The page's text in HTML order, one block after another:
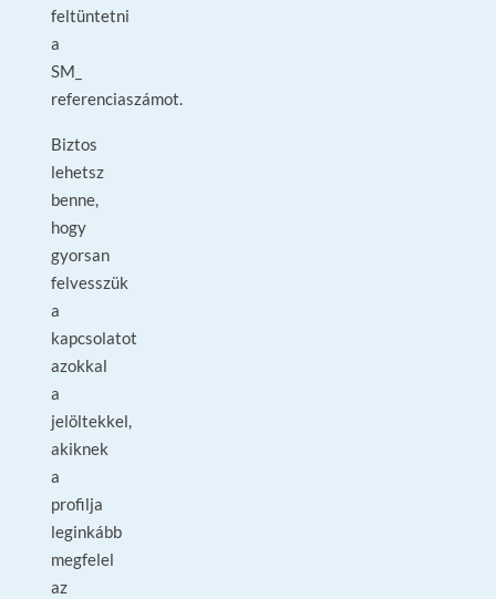
feltüntetni
a
SM_
referenciaszámot.
Biztos
lehetsz
benne,
hogy
gyorsan
felvesszük
a
kapcsolatot
azokkal
a
jelöltekkel,
akiknek
a
profilja
leginkább
megfelel
az